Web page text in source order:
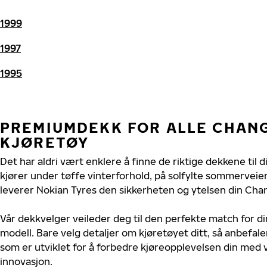
1999
1997
1995
PREMIUMDEKK FOR ALLE
KJØRETØY
Det har aldri vært enklere å finne de riktige dekkene til
kjører under tøffe vinterforhold, på solfylte
leverer Nokian Tyres den sikkerheten og ytelsen din
Vår dekkvelger veileder deg til den perfekte match for
modell. Bare velg detaljer om kjøretøyet ditt, så
som er utviklet for å forbedre kjøreopplevelsen din med
innovasjon.